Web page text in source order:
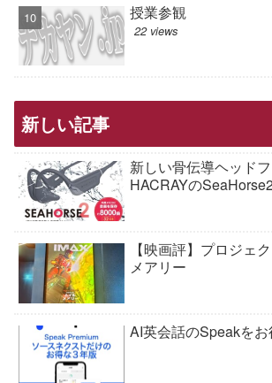
授業参観
22 views
新しい記事
新しい骨伝導ヘッド
HACRAYの
【映画評】プロジェ
メアリー
AI英会話のSpeakをお